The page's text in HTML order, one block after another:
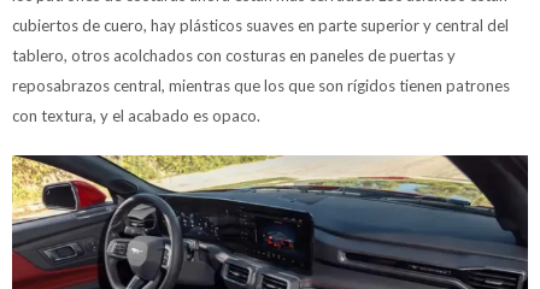
cubiertos de cuero, hay plásticos suaves en parte superior y central del
tablero, otros acolchados con costuras en paneles de puertas y
reposabrazos central, mientras que los que son rígidos tienen patrones
con textura, y el acabado es opaco.